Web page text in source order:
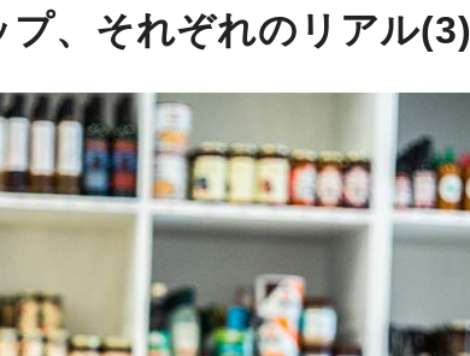
プ、それぞれのリアル(3)